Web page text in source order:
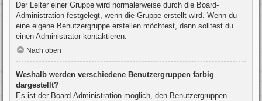
Der Leiter einer Gruppe wird normalerweise durch die Board-
Administration festgelegt, wenn die Gruppe erstellt wird. Wenn du
eine eigene Benutzergruppe erstellen möchtest, dann solltest du
einen Administrator kontaktieren.
Nach oben
Weshalb werden verschiedene Benutzergruppen farbig
dargestellt?
Es ist der Board-Administration möglich, den Benutzergruppen